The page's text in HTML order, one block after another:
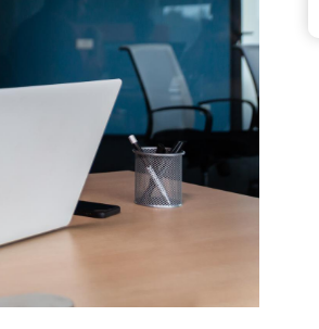
Le décalage des horaires
d'été : quel impact sur le
sommeil ?
Grossesse : ces polluants
pourraient influencer le
poids des enfants